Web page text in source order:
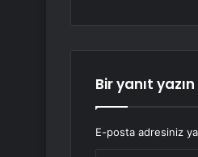
Bir yanıt yazın
E-posta adresiniz